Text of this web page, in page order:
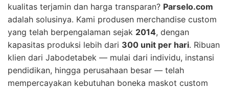
kualitas terjamin dan harga transparan? Parselo.com
adalah solusinya. Kami produsen merchandise custom
yang telah berpengalaman sejak 2014, dengan
kapasitas produksi lebih dari 300 unit per hari. Ribuan
klien dari Jabodetabek — mulai dari individu, instansi
pendidikan, hingga perusahaan besar — telah
mempercayakan kebutuhan boneka maskot custom